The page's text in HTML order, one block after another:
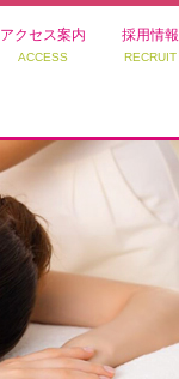
アクセス案内
ACCESS
採用情報
RECRUIT